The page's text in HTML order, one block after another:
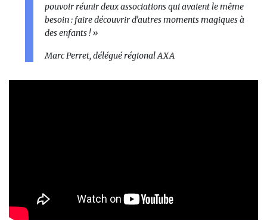
pouvoir réunir deux associations qui avaient le même
besoin : faire découvrir d’autres moments magiques à
des enfants ! »
Marc Perret, délégué régional AXA